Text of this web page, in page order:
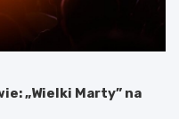
„Wielki Marty” na